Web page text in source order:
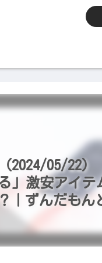
2024/05/22
」激安アイテ
｜ずんだもん